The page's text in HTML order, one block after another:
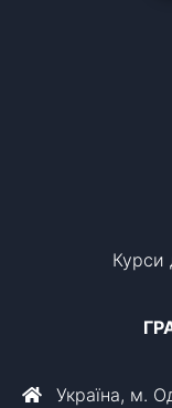
Курси
Україна, м.